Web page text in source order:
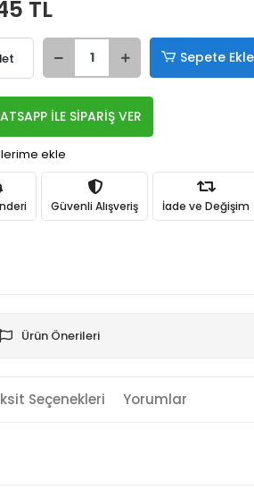
TL
Sepete Ekle
İLE SİPARİŞ VER
ekle
Güvenli Alışveriş İade ve Değişim
Ürün Önerileri
Seçenekleri Yorumlar